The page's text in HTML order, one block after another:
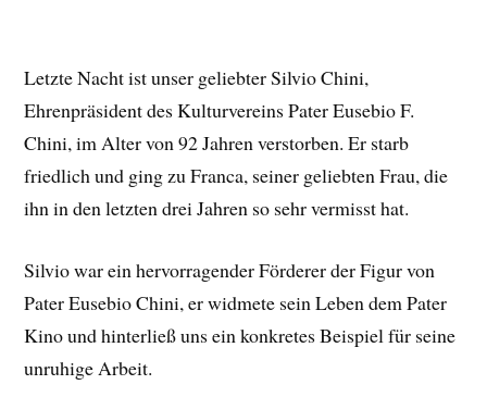
Letzte Nacht ist unser geliebter Silvio Chini,
Ehrenpräsident des Kulturvereins Pater Eusebio F.
Chini, im Alter von 92 Jahren verstorben. Er starb
friedlich und ging zu Franca, seiner geliebten Frau, die
ihn in den letzten drei Jahren so sehr vermisst hat.
Silvio war ein hervorragender Förderer der Figur von
Pater Eusebio Chini, er widmete sein Leben dem Pater
Kino und hinterließ uns ein konkretes Beispiel für seine
unruhige Arbeit.